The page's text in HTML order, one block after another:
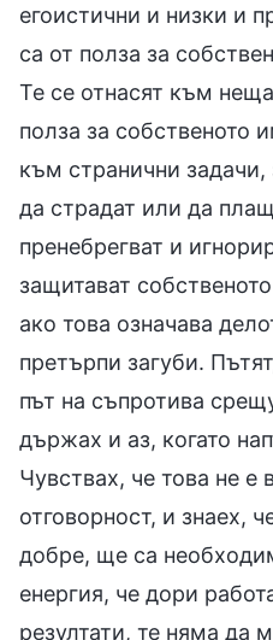
егоистични и низки и
са от полза за
Те се отнасят към
полза за собственото
към странични задачи,
да страдат или да
пренебрегват и
защитават
ако това означава
претърпи загуби.
път на съпротива
държах и аз, когато
Чувствах, че това не е
отговорност, и знаех,
добре, ще са
енергия, че дори
резултати, те няма да